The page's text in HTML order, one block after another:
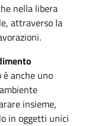
nella libera
attraverso la
è anche uno
insieme,
in oggetti unici